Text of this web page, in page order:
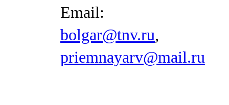
Email:
bolgar@tnv.ru,
priemnayarv@mail.ru